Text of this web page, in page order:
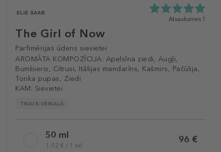
The Girl of Now
Parfimērijas ūdens sievietei
AROMĀTA KOMPOZĪCIJA: Apelsīna ziedi, Augļi,
Bumbieris, Citrusi, Itālijas mandarīns, Kašmirs, Pačūlija,
Tonka pupas, Ziedi
KAM: Sievietei
TIKAI E-VEIKALĀ
5.0
1
atsauksmēm
Atsauksmes 1
variation50 ml
1,92 € / 1 ml
96 €